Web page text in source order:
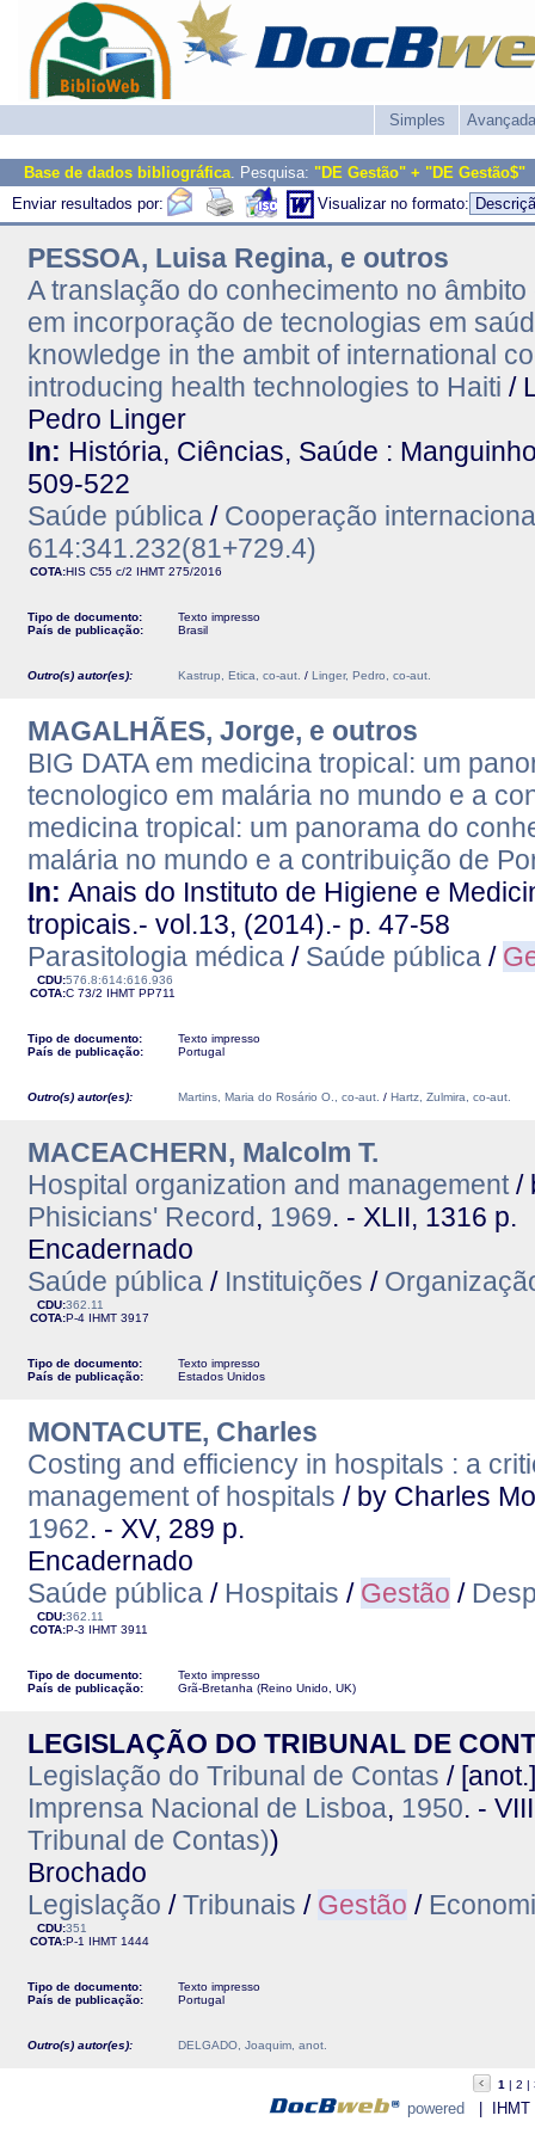
Simples Avançada
Base de dados bibliográfica. Pesquisa: "DE Gestão" + "DE Gestão$"
Enviar resultados por:
Visualizar no formato:
PESSOA, Luisa Regina, e outros
A translação do conhecimento no
em incorporação de tecnologias em
knowledge in the ambit of international
introducing health technologies to Haiti /
Pedro Linger
In: História, Ciências, Saúde :
509-522
Saúde pública / Cooperação
614:341.232(81+729.4)
COTA:HIS C55 c/2 IHMT 275/2016
Tipo de documento:
Texto impresso
País de publicação:
Brasil
Outro(s) autor(es): Kastrup, Etica, co-aut. / Linger, Pedro, co-aut.
MAGALHÃES, Jorge, e outros
BIG DATA em medicina tropical: um
tecnologico em malária no mundo e a
medicina tropical: um panorama do
malária no mundo e a contribuição de
In: Anais do Instituto de Higiene e
tropicais.- vol.13, (2014).- p. 47-58
Parasitologia médica / Saúde pública /
CDU:576.8:614:616.936
COTA:C 73/2 IHMT PP711
Tipo de documento:
Texto impresso
País de publicação:
Portugal
Outro(s) autor(es): Martins, Maria do Rosário O., co-aut. / Hartz, Zulmira, co-aut.
MACEACHERN, Malcolm T.
Hospital organization and management/
Phisicians' Record, 1969. - XLII, 1316 p.
Encadernado
Saúde pública / Instituições /
CDU:362.11
COTA:P-4 IHMT 3917
Tipo de documento:
Texto impresso
País de publicação:
Estados Unidos
MONTACUTE, Charles
Costing and efficiency in hospitals : a
management of hospitals / by Charles
1962. - XV, 289 p.
Encadernado
Saúde pública / Hospitais / Gestão /
CDU:362.11
COTA:P-3 IHMT 3911
Tipo de documento:
Texto impresso
País de publicação:
Grã-Bretanha (Reino Unido, UK)
LEGISLAÇÃO DO TRIBUNAL DE
Legislação do Tribunal de Contas /
Imprensa Nacional de Lisboa, 1950. -
Tribunal de Contas))
Brochado
Legislação /Tribunais / Gestão /
CDU:351
COTA:P-1 IHMT 1444
Tipo de documento:
Texto impresso
País de publicação:
Portugal
Outro(s) autor(es): DELGADO, Joaquim, anot.
1 2
powered | IHMT -